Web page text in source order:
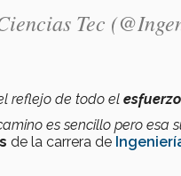
Tec
reflejo de todo el esfuerzo
es sencillo pero
de la carrera de